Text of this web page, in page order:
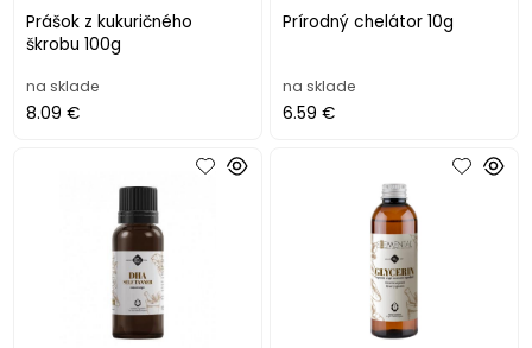
Prášok z kukuričného
škrobu 100g
na sklade
8.09 €
Prírodný chelátor 10g
na sklade
6.59 €